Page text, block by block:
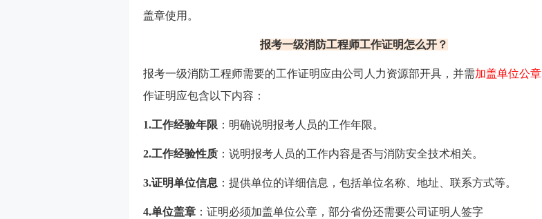
盖章使用。
报考一级消防工程师工作证明怎么开？
报考一级消防工程师需要的工作证明应由公司人力资源部开具，并需加盖单位公章‌
作证明应包含以下内容：
‌1.工作经验年限‌ ：明确说明报考人员的工作年限。
‌2.工作经验性质‌ ：说明报考人员的工作内容是否与消防安全技术相关。
3.证明单位信息‌ ：提供单位的详细信息，包括单位名称、地址、联系方式等。
‌4.单位盖章‌ ：证明必须加盖单位公章，部分省份还需要公司证明人签字‌